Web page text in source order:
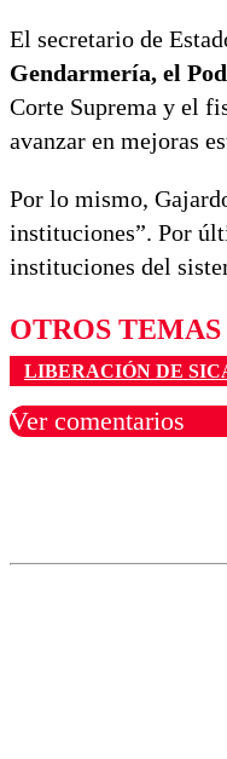
El secretario de
Gendarmería, el
Corte Suprema y el
avanzar en mejoras
Por lo mismo,
instituciones”. Por
instituciones del
OTROS
LIBERACIÓN DE
Ver comentarios